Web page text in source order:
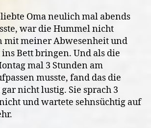
Oma neulich mal abends
war die Hummel nicht
mit meiner Abwesenheit und
Bett bringen. Und als die
mal 3 Stunden am
musste, fand das die
nicht lustig. Sie sprach 3
und wartete sehnsüchtig auf